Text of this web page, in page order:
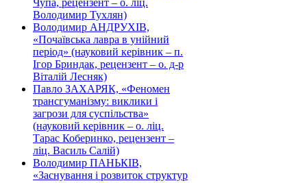
Чупа, рецензент – о. ліц.
Володимир Тухлян)
Володимир АНДРУХІВ,
«Почаївська лавра в унійний
період» (науковий керівник – п.
Ігор Бриндак, рецензент – о. д-р
Віталій Лесняк)
Павло ЗАХАРЯК, «Феномен
трансгуманізму: виклики і
загрози для суспільства»
(науковий керівник – о. ліц.
Тарас Коберинко, рецензент –
ліц. Василь Салій)
Володимир ПАНЬКІВ,
«Заснування і розвиток структур